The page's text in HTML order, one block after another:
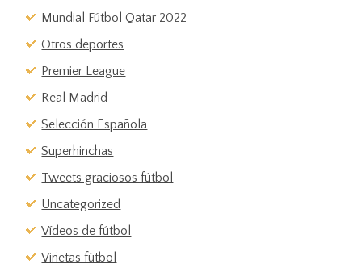
Mundial Fútbol Qatar 2022
Otros deportes
Premier League
Real Madrid
Selección Española
Superhinchas
Tweets graciosos fútbol
Uncategorized
Vídeos de fútbol
Viñetas fútbol